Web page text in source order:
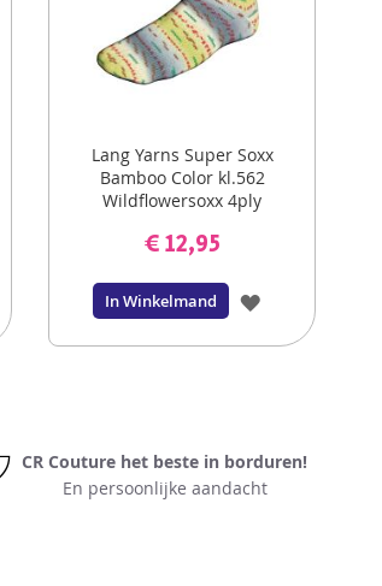
Lang Yarns Super Soxx
Bamboo Color kl.562
Wildflowersoxx 4ply
€ 12,95
In Winkelmand
VOEG
TOE
CR Couture het beste in borduren!
En persoonlijke aandacht